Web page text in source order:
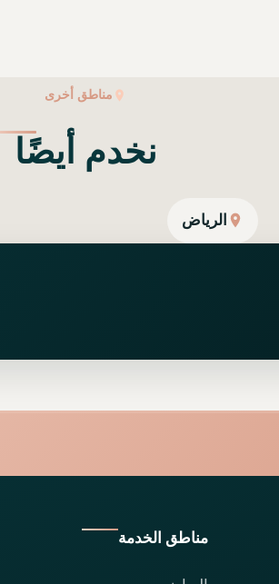
مناطق أخرى
نخدم أيضًا
الرياض
مناطق الخدمة